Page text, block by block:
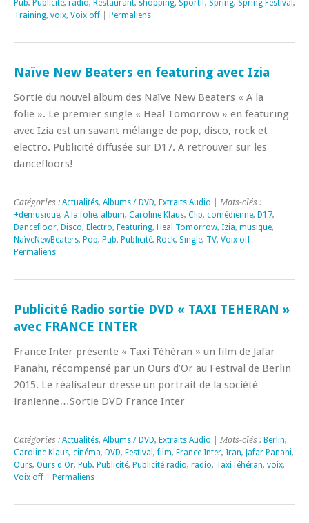
Pub, Publicité, radio, Restaurant, shopping, Sportif, Spring, Spring Festival ,
Training, voix, Voix off Permaliens
Naïve New Beaters en featuring avec Izia
Sortie du nouvel album des Naïve New Beaters « A la
folie ». Le premier single « Heal Tomorrow » en featuring
avec Izia est un savant mélange de pop, disco, rock et
electro. Publicité diffusée sur D17. A retrouver sur les
dancefloors!
Catégories : Actualités, Albums / DVD, Extraits Audio | Mots-clés :
+demusique, A la folie, album, Caroline Klaus, Clip, comédienne, D17,
Dancefloor, Disco, Electro, Featuring, Heal Tomorrow, Izia, musique,
NaïveNewBeaters, Pop, Pub, Publicité, Rock, Single, TV, Voix off
Permaliens
Publicité Radio sortie DVD « TAXI TEHERAN »
avec FRANCE INTER
France Inter présente « Taxi Téhéran » un film de Jafar
Panahi, récompensé par un Ours d’Or au Festival de Berlin
2015. Le réalisateur dresse un portrait de la société
iranienne…Sortie DVD France Inter
Catégories : Actualités, Albums / DVD, Extraits Audio | Mots-clés : Berlin,
Caroline Klaus, cinéma, DVD, Festival ,film, France Inter, Iran, Jafar Panahi,
Ours, Ours d'Or, Pub, Publicité, Publicité radio, radio, TaxiTéhéran, voix,
Voix off
Permaliens